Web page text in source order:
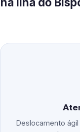
Deslocamento